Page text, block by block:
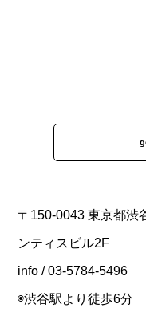
〒150-0043 東京都渋
ンティスビル2F
info / 03-5784-5496
◉渋谷駅より徒歩6分